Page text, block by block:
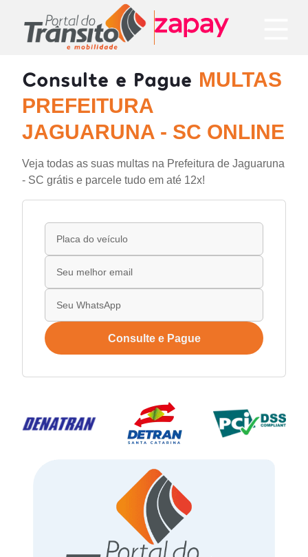
Consulte e Pague MULTAS
PREFEITURA
JAGUARUNA - SC ONLINE
Veja todas as suas multas na Prefeitura de Jaguaruna
- SC grátis e parcele tudo em até 12x!
Consulte e Pague